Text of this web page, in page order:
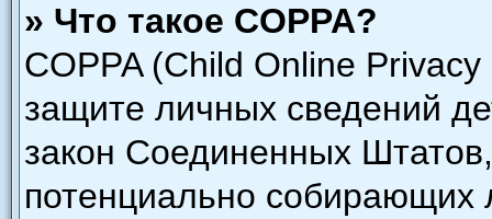
» Что такое COPPA?
COPPA (Child Online
защите личных сведений
закон Соединенных
потенциально собирающих